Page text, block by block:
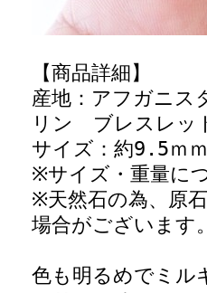
【商品詳細】
産地：アフガニ
リン ブレスレ
サイズ：約9.5ｍ
※サイズ・重量に
※天然石の為、原
場合がございま
色も明るめでミル